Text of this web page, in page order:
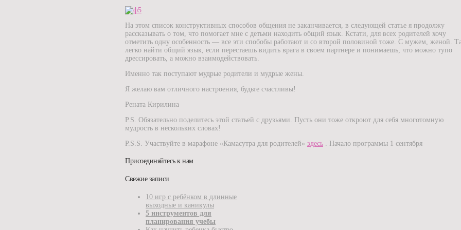
На этом список конструктивных способов общения не заканчивается, в следующей статье я продолжу
рассказывать о том, что помогает мне с детьми находить общий язык. Кстати, для всех родителей хочу
отметить одну особенность — все эти спобобы работают и со второй половиной тоже. С мужем, женой.
легко найти общий язык, если перестаешь видить врага в своем партнере и понимаешь, что можно тупо
дрессировать, а можно взаимодействовать.
Именно так поступают мудрые родители и мудрые жены.
Я желаю вам отличного настроения, будьте счастливы!
Рената Кирилина
P.S. Обязательно поделитесь этой статьей с друзьями. Пусть они тоже откроют для себя многотомную
мудрость в нескольких словах!
P.S.S. Участвуйте в марафоне «Камасутра для родителей» здесь . Начало программы 1 сентября
Присоединяйтесь к нам
Свежие записи
10 игр с ребёнком в длинные
выходные и каникулы
5 инструментов для
планирования учебы